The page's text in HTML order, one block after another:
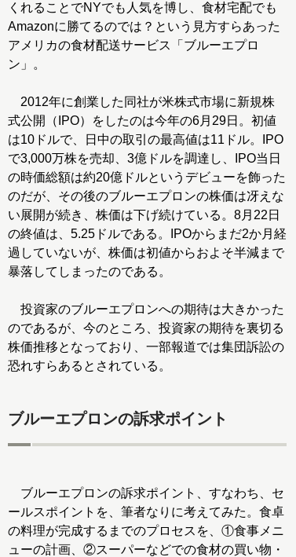
くれることでNYでも人気を博し、食材宅配でも
Amazonに勝てるのでは？という見方すらあった
アメリカの食材配送サービス「ブルーエプロ
ン」。
2012年に創業した同社が米株式市場に新規株
式公開（IPO）をしたのは今年の6月29日。初値
は10ドルで、日中の取引の最高値は11ドル。IPO
で3,000万株を売却、3億ドルを調達し、IPO当日
の時価総額は約20億ドルというデビューを飾った
のだが、その後のブルーエプロンの株価は冴えな
い展開が続き、株価は下げ続けている。8月22日
の終値は、5.25ドルである。IPOからまだ2か月経
過していないが、株価は初値からおよそ半減まで
暴落してしまったのである。
投資家のブルーエプロンへの期待は大きかった
のであるが、今のところ、投資家の期待を裏切る
株価推移となっており、一部報道では集団訴訟の
恐れすらあるとされている。
ブルーエプロンの訴求ポイント
ブルーエプロンの訴求ポイント、すなわち、セ
ールスポイントを、筆者なりに考えてみた。食卓
の料理が完成するまでのプロセスを、①食事メニ
ューの計画、②スーパーなどでの食材の買い物・